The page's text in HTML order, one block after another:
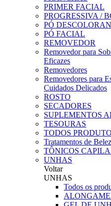
PRIMER FACIAL
PROGRESSIVA /
PÓ
PÓ FACIAL
REMOVEDOR
Removedor para
Eficazes
Removedores
Removedores para
Cuidados Delicados
ROSTO
SECADORES
SUPLEMENTOS
TESOURAS
TODOS
Tratamentos de
TÔNICOS
UNHAS
Voltar
UNHAS
Todos os